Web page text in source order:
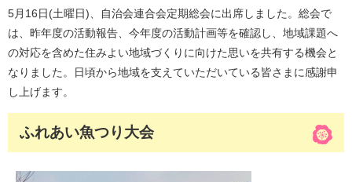
5月16日(土曜日)、自治会連合会定期総会に出席しました。総会で
は、昨年度の活動報告、今年度の活動計画等を確認し、地域課題へ
の対応を含めた住みよい地域づくりに向けた思いを共有する機会と
なりました。日頃から地域を支えていただいている皆さまに感謝申
し上げます。
ふれあい魚つり大会